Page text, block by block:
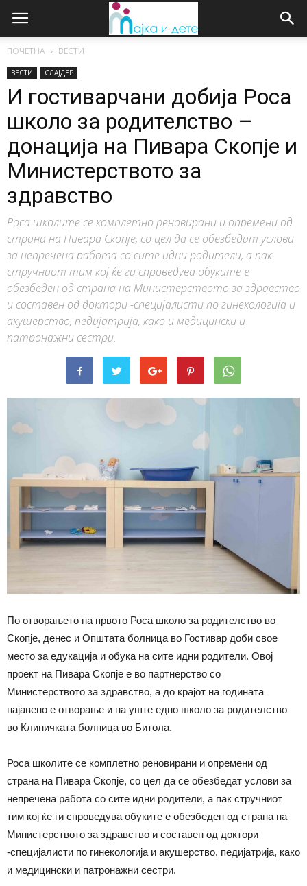
ПОЧЕТНА ВЕСТИ
ВЕСТИ СЛАЈДЕР
И гостиварчани добија Роса
школо за родителство –
донација на Пивара Скопје и
Министерството за
здравство
Роса школите се комплетно реновирани и опремени од
страна на Пивара Скопје, со цел да се обезбедат услови
за непречена работа со сите идни родители, а пак
стручниот тим кој ќе ги спроведува обуките е
обезбеден од страна на Министерството за здравство
и составен од доктори -специјалисти по гинекологија и
акушерство, педијатрија, како и медицински и
патронажни сестри.
По отворањето на првото Роса школо за родителство во
Скопје, денес и Општата болница во Гостивар доби свое
место за едукација и обука на сите идни родители. Овој
проект на Пивара Скопје е во партнерство со
Министерството за здравство, а до крајот на годината
најавено е отворање и на уште едно школо за родителство
во Клиничката болница во Битола.
Роса школите се комплетно реновирани и опремени од
страна на Пивара Скопје, со цел да се обезбедат услови за
непречена работа со сите идни родители, а пак стручниот
тим кој ќе ги спроведува обуките е обезбеден од страна на
Министерството за здравство и составен од доктори
-специјалисти по гинекологија и акушерство, педијатрија, како
и медицински и патронажни сестри.